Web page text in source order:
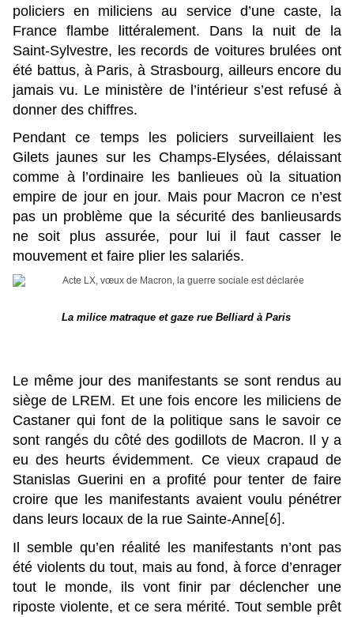
policiers en miliciens au service d’une caste, la
France flambe littéralement. Dans la nuit de la
Saint-Sylvestre, les records de voitures brulées ont
été battus, à Paris, à Strasbourg, ailleurs encore du
jamais vu. Le ministère de l’intérieur s’est refusé à
donner des chiffres.
Pendant ce temps les policiers surveillaient les
Gilets jaunes sur les Champs-Elysées, délaissant
comme à l’ordinaire les banlieues où la situation
empire de jour en jour. Mais pour Macron ce n’est
pas un problème que la sécurité des banlieusards
ne soit plus assurée, pour lui il faut casser le
mouvement et faire plier les salariés.
La milice matraque et gaze rue Belliard à Paris
Le même jour des manifestants se sont rendus au
siège de LREM. Et une fois encore les miliciens de
Castaner qui font de la politique sans le savoir ce
sont rangés du côté des godillots de Macron. Il y a
eu des heurts évidemment. Ce vieux crapaud de
Stanislas Guerini en a profité pour tenter de faire
croire que les manifestants avaient voulu pénétrer
dans leurs locaux de la rue Sainte-Anne [6] .
Il semble qu’en réalité les manifestants n’ont pas
été violents du tout, mais au fond, à force d’enrager
tout le monde, ils vont finir par déclencher une
riposte violente, et ce sera mérité. Tout semble prêt